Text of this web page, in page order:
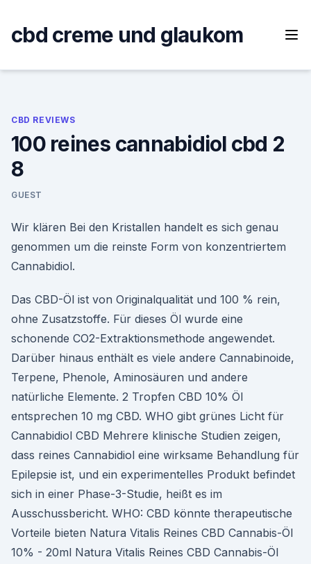
content
cbd creme und glaukom
CBD REVIEWS
100 reines cannabidiol cbd 2
8
GUEST
Wir klären Bei den Kristallen handelt es sich genau
genommen um die reinste Form von konzentriertem
Cannabidiol.
Das CBD-Öl ist von Originalqualität und 100 % rein,
ohne Zusatzstoffe. Für dieses Öl wurde eine
schonende CO2-Extraktionsmethode angewendet.
Darüber hinaus enthält es viele andere Cannabinoide,
Terpene, Phenole, Aminosäuren und andere
natürliche Elemente. 2 Tropfen CBD 10% Öl
entsprechen 10 mg CBD. WHO gibt grünes Licht für
Cannabidiol CBD Mehrere klinische Studien zeigen,
dass reines Cannabidiol eine wirksame Behandlung für
Epilepsie ist, und ein experimentelles Produkt befindet
sich in einer Phase-3-Studie, heißt es im
Ausschussbericht. WHO: CBD könnte therapeutische
Vorteile bieten Natura Vitalis Reines CBD Cannabis-Öl
10% - 20ml Natura Vitalis Reines CBD Cannabis-Öl